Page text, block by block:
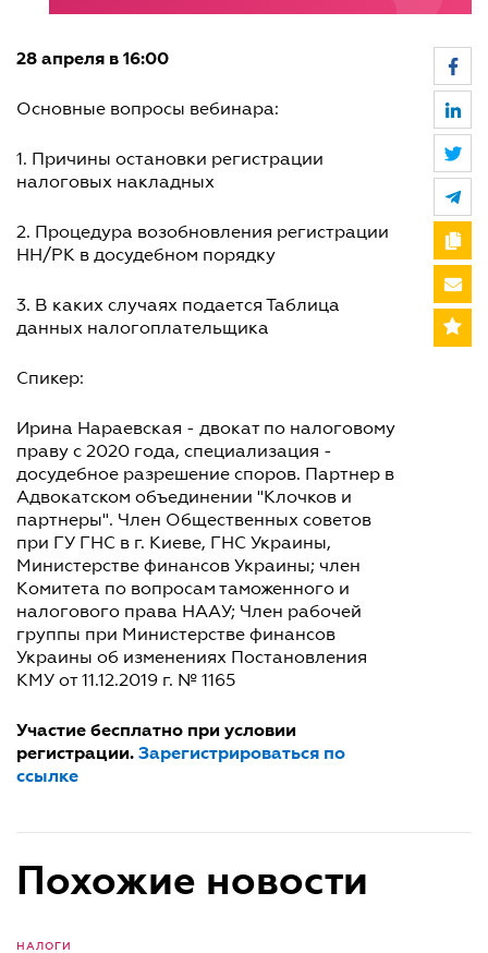
28 апреля в 16:00
Основные вопросы вебинара:
1. Причины остановки регистрации
налоговых накладных
2. Процедура возобновления регистрации
НН/РК в досудебном порядку
3. В каких случаях подается Таблица
данных налогоплательщика
Спикер:
Ирина Нараевская - двокат по налоговому
праву с 2020 года, специализация -
досудебное разрешение споров. Партнер в
Адвокатском объединении "Клочков и
партнеры". Член Общественных советов
при ГУ ГНС в г. Киеве, ГНС Украины,
Министерстве финансов Украины; член
Комитета по вопросам таможенного и
налогового права НААУ; Член рабочей
группы при Министерстве финансов
Украины об изменениях Постановления
КМУ от 11.12.2019 г. № 1165
Участие бесплатно при условии
регистрации. Зарегистрироваться по
ссылке
Похожие новости
НАЛОГИ